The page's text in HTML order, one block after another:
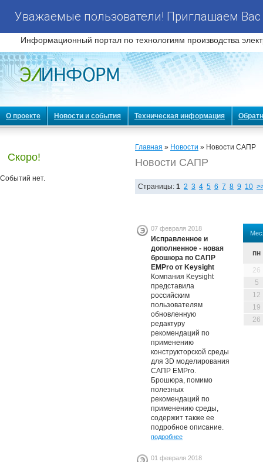
Уважаемые пользователи! Приглашаем
Информационный портал по технологиям производства
О проекте Новости и события Техническая информация
Скоро!
Событий нет.
Главная » Новости » Новости САПР
Новости САПР
Страницы: 1 2 3 4 5 6 7 8 9 10
пн
26
5
12
19
26
07 февраля 2018
Исправленное и
дополненное - новая
брошюра по САПР
EMPro от Keysight
Компания Keysight
представила
российским
пользователям
обновленную
редактуру
рекомендаций по
применению
конструкторской среды
для 3D моделирования
САПР EMPro.
Брошюра, помимо
полезных
рекомендаций по
применению среды,
содержит также ее
подробное описание.
подробнее
01 февраля 2018